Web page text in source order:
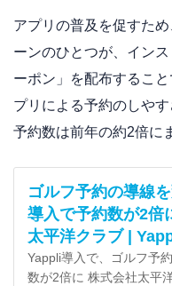
アプリの普及を促すた
ーンのひとつが、イン
ーポン」を配布するこ
プリによる予約のしや
予約数は前年の約2倍に
ゴルフ予約の導線
導入で予約数が2倍
太平洋クラブ |
Yappli導入で、ゴルフ予
数が2倍に 株式会社太平